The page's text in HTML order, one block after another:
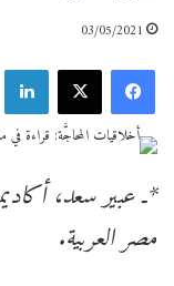
03/05/2021
فيسبوك X
*ـ عبير سعد،
مصر العربية.